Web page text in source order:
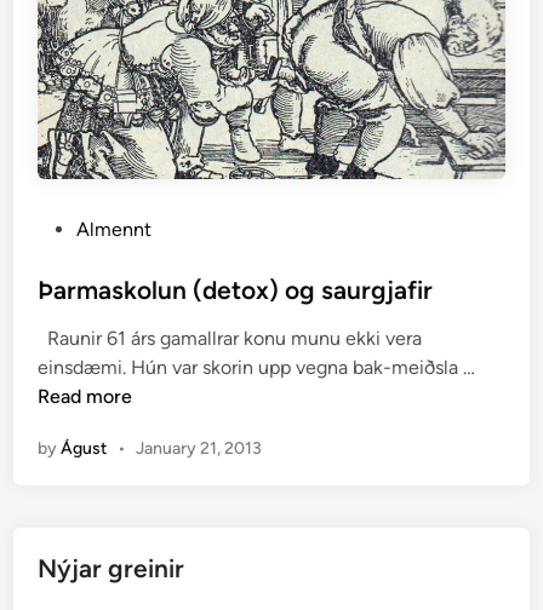
b
a
k
t
e
r
s
d
i
Almennt
Þarmaskolun (detox) og saurgjafir
Raunir 61 árs gamallrar konu munu ekki vera
einsdæmi. Hún var skorin upp vegna bak-meiðsla …
Read more
byÁgust • January 21, 2013
Nýjar greinir